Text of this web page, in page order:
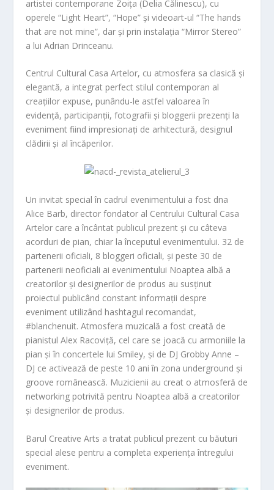
artistei contemporane Zoița (Delia Călinescu), cu
operele “Light Heart”, “Hope” și videoart-ul “The hands
that are not mine”, dar și prin instalația “Mirror Stereo”
a lui Adrian Drinceanu.
Centrul Cultural Casa Artelor, cu atmosfera sa clasică și
elegantă, a integrat perfect stilul contemporan al
creațiilor expuse, punându-le astfel valoarea în
evidență, participanții, fotografii și bloggerii prezenți la
eveniment fiind impresionați de arhitectură, designul
clădirii și al încăperilor.
Un invitat special în cadrul evenimentului a fost dna
Alice Barb, director fondator al Centrului Cultural Casa
Artelor care a încântat publicul prezent și cu câteva
acorduri de pian, chiar la începutul evenimentului. 32 de
partenerii oficiali, 8 bloggeri oficiali, și peste 30 de
partenerii neoficiali ai evenimentului Noaptea albă a
creatorilor și designerilor de produs au susținut
proiectul publicând constant informații despre
eveniment utilizând hashtagul recomandat,
#blanchenuit. Atmosfera muzicală a fost creată de
pianistul Alex Racoviță, cel care se joacă cu armoniile la
pian și în concertele lui Smiley, și de DJ Grobby Anne –
DJ ce activează de peste 10 ani în zona underground și
groove românească. Muzicienii au creat o atmosferă de
networking potrivită pentru Noaptea albă a creatorilor
și designerilor de produs.
Barul Creative Arts a tratat publicul prezent cu băuturi
special alese pentru a completa experiența întregului
eveniment.